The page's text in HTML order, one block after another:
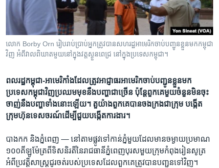
សម្ព័ន្ធ​
រំលង​
ទៅ​
រក
Khmer English
បណ្តាញ​សង្គម
ភាសា
លោក Borby Orn រៀបរាប់​ប្រាប់​អ្នក​ត្រូវ​បាន​សហរដ្ឋអាមេរិក​ចាប់​បញ្ជូន​ខ្លួន​មក​កម្ពុជា​
វិញ អំពី​វាលពិឃាត​មួយ​នៅ​ក្នុង​វត្ត​ស្ងួនពេជ្រ នៅ​ក្នុង​ប្រទេស​កម្ពុជា។
ពលរដ្ឋ​កម្ពុជា​-អាមេរិកាំង​ដែល​ត្រូវ​អាជ្ញាធរ​អាមេរិក​ចាប់​បញ្ជូន​ខ្លួន​មក​
ប្រទេស​កម្ពុជា​វិញប្រឈម​មុខ​នឹង​បញ្ហា​ជា​ច្រើន ប៉ុន្តែ​ពួក​គេ​មួយ​ចំនួន​មិន​ចុះ​
ចាញ់​នឹង​បញ្ហា​ទាំង​នោះ​ឡើយ។ តួយ៉ាង​ពួកគេ​បាន​ចងក្រង​ជាក្រុម​ បង្កើត​
ក្រុមហ៊ុន​ទេសចរណ៍​ដើម្បី​ជួយ​បង្កើត​ការងារ។
បាងកក និង​ភ្នំពេញ — នៅ​តាម​ផ្លូវ​ទៅ​កាន់​ភ្នំ​មួយ​ដែល​មាន​ចម្ងាយប្រមាណ​
១០០​គីឡូម៉ែត្រ​ពី​ទិស​និរតី​នៃ​រាជធានី​ភ្នំពេញបុរស​មួយ​ក្រុម​កំពុង​រៀន​សូត្រ​
អំពី​ប្រវត្តិសាស្ត្រ​ជូរចត់​របស់​ប្រទេស​ដែល​ពួកគេត្រូវ​បាន​បញ្ជូន​ទៅ​វិញ។